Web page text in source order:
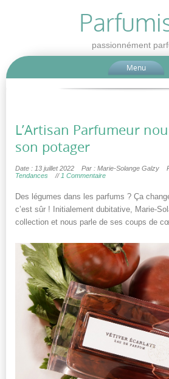
passionnément
Menu
L’Artisan Parfumeur
son potager
Date : 13 juillet 2022 Par : Marie-Solange Galzy
Tendances
//1 Commentaire
Des légumes dans les parfums ? Ça
c’est sûr ! Initialement dubitative, Marie-
collection et nous parle de ses coups de